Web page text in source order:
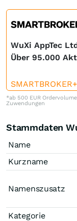
WuXi AppTec
Über 95.000
*ab 500 EUR
Zuwendungen
Stammdaten
Name
Kurzname
Namenszusatz
Kategorie